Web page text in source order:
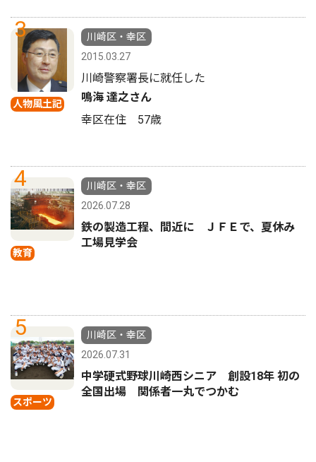
3
人物風土記
川崎区・幸区
2015.03.27
川崎警察署長に就任した
鳴海 達之さん
幸区在住 57歳
4
教育
川崎区・幸区
2026.07.28
鉄の製造工程、間近に ＪＦＥで、夏休み
工場見学会
5
スポーツ
川崎区・幸区
2026.07.31
中学硬式野球川崎西シニア 創設18年 初の
全国出場 関係者一丸でつかむ